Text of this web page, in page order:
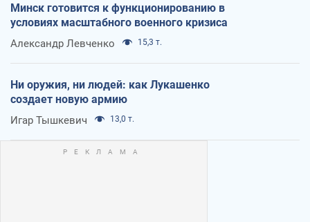
Минск готовится к функционированию в
условиях масштабного военного кризиса
Александр Левченко 15,3 т.
Ни оружия, ни людей: как Лукашенко
создает новую армию
Игар Тышкевич 13,0 т.